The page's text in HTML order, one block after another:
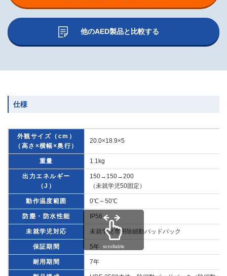
他のAED製品と比較する
仕様
外観サイズ（cm）
（高さ×横幅×奥行）
20.0×18.9×5
重量 1.1kg
出力エネルギー
（J）
150→150→200
（未就学児50固定）
動作温度範囲 0℃～50℃
防塵・防水性能 IP56
未就学児対応 未就学児専用除細動パッドパック
保証期間 5年
耐用期間 7年
scrollable